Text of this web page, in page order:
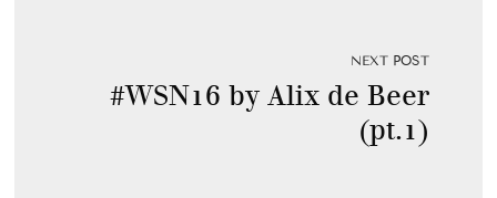
NEXT POST
#WSN16 by Alix de Beer
(pt.1)